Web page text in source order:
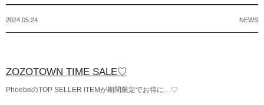
2024.05.24 NEWS
ZOZOTOWN TIME SALE♡
PhoebeのTOP SELLER ITEMが期間限定でお得に…♡